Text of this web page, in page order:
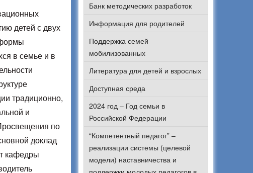
детей с двух
в семье и в
традиционно,
и
по
доклад
кафедры
Банк методических разработок
Информация для родителей
Поддержка семей
мобилизованных
Литература для детей и взрослых
Доступная среда
2024 год – Год семьи в
Российской Федерации
“Компетентный педагог” –
реализации системы (целевой
модели) наставничества и